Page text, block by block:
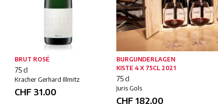
BRUT ROSÉ
75 cl
Kracher Gerhard Illmitz
CHF 31.00
BURGUNDERLAGEN
KISTE 4 X 75CL 2021
75 cl
Juris Gols
CHF 182.00